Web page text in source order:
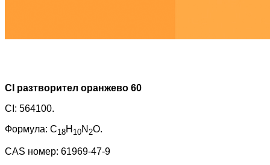
CI разтворител оранжево 60
CI: 564100.
Формула: C18H 10N 2O.
CAS номер: 61969-47-9